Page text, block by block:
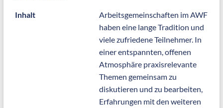
Inhalt
Arbeitsgemeinschaften im AWF
haben eine lange Tradition und
viele zufriedene Teilnehmer. In
einer entspannten, offenen
Atmosphäre praxisrelevante
Themen gemeinsam zu
diskutieren und zu bearbeiten,
Erfahrungen mit den weiteren